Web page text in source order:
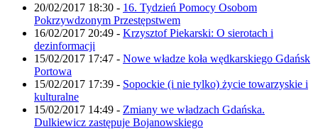
20/02/2017 18:30 - 16. Tydzień Pomocy Osobom
Pokrzywdzonym Przestępstwem
16/02/2017 20:49 - Krzysztof Piekarski: O sierotach i
dezinformacji
15/02/2017 17:47 - Nowe władze koła wędkarskiego Gdańsk
Portowa
15/02/2017 17:39 - Sopockie (i nie tylko) życie towarzyskie i
kulturalne
15/02/2017 14:49 - Zmiany we władzach Gdańska.
Dulkiewicz zastępuje Bojanowskiego